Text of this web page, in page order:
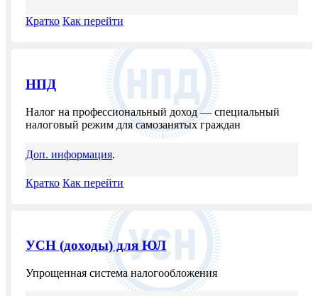
Кратко Как перейти
НПД
Налог на профессиональный доход — специальный
налоговый режим для самозанятых граждан
Доп. информация.
Кратко Как перейти
УСН (доходы) для ЮЛ
Упрощенная система налогообложения